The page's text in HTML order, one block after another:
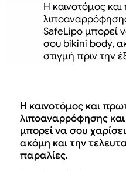
Η καινοτόμος
SafeLipo μπορεί
σου bikini body,
στιγμή πριν την
Η καινοτόμος και
λιποαναρρόφησης και
μπορεί να σου
ακόμη και την
παραλίες.